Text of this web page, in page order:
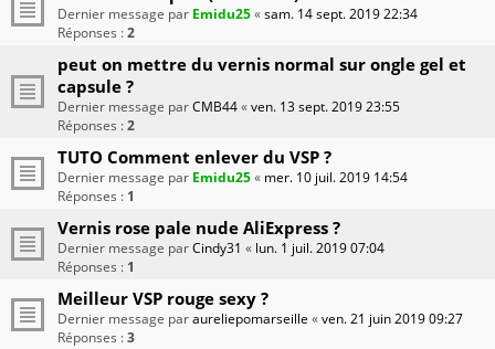
Dernier message par Emidu25«sam. 14 sept. 2019 22:34
Réponses :2
peut on mettre du vernis normal sur ongle gel et
capsule ?
Dernier message parCMB44«ven. 13 sept. 2019 23:55
Réponses :2
TUTO Comment enlever du VSP ?
Dernier message par Emidu25« mer. 10 juil. 2019 14:54
Réponses : 1
Vernis rose pale nude AliExpress ?
Dernier message parCindy31 « lun. 1 juil. 2019 07:04
Réponses : 1
Meilleur VSP rouge sexy ?
Dernier message paraureliepomarseille «ven. 21 juin 2019 09:27
Réponses :3